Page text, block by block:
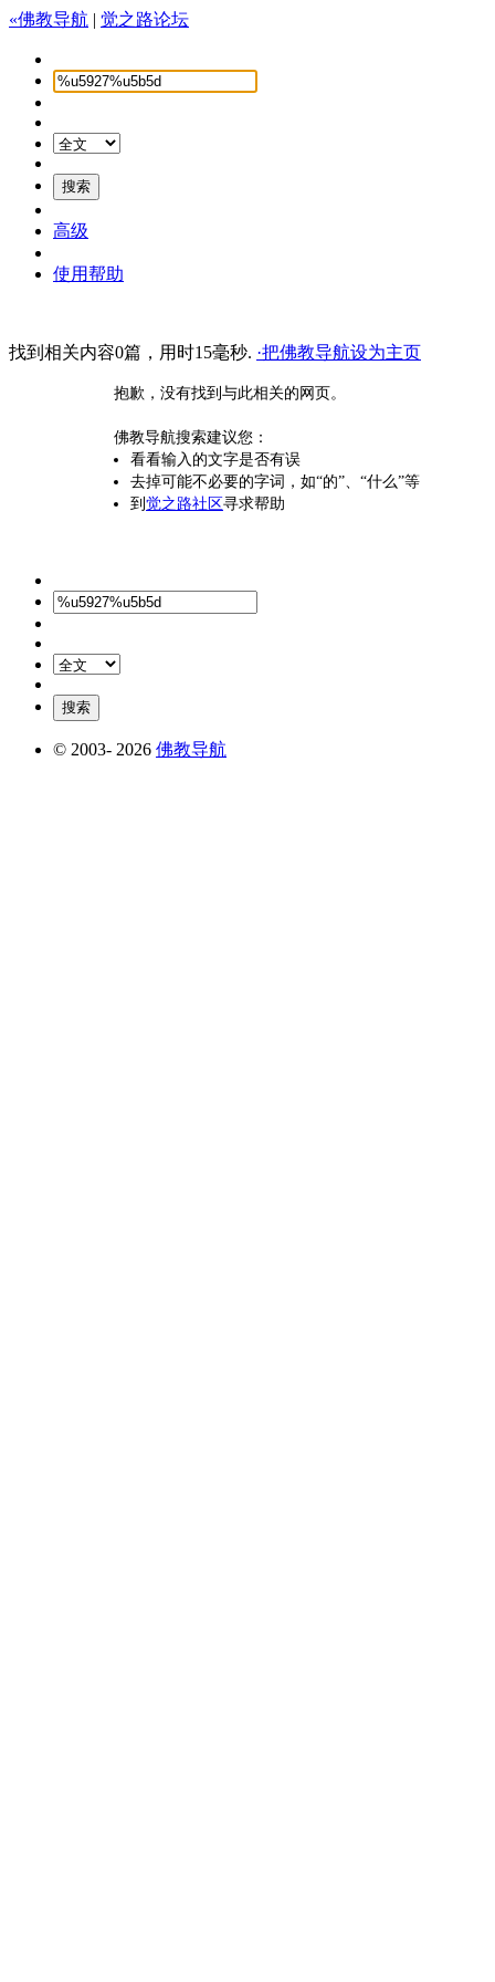
«佛教导航 | 觉之路论坛
高级
使用帮助
找到相关内容0篇，用时15毫秒. ·把佛教导航设为主页
抱歉，没有找到与此相关的网页。
佛教导航搜索建议您：
看看输入的文字是否有误
去掉可能不必要的字词，如“的”、“什么”等
到 觉之路社区寻求帮助
© 2003- 2026 佛教导航